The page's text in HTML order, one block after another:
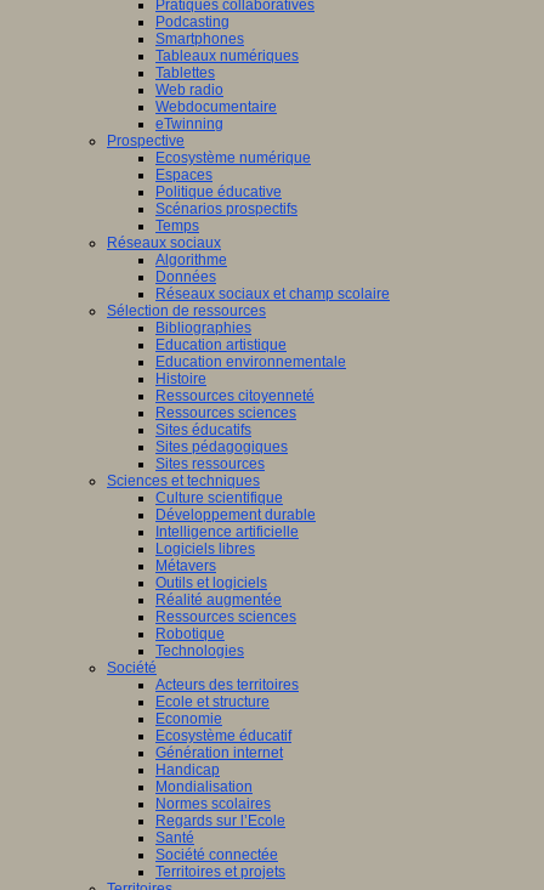
Pratiques collaboratives
Podcasting
Smartphones
Tableaux numériques
Tablettes
Web radio
Webdocumentaire
eTwinning
Prospective
Ecosystème numérique
Espaces
Politique éducative
Scénarios prospectifs
Temps
Réseaux sociaux
Algorithme
Données
Réseaux sociaux et champ scolaire
Sélection de ressources
Bibliographies
Education artistique
Education environnementale
Histoire
Ressources citoyenneté
Ressources sciences
Sites éducatifs
Sites pédagogiques
Sites ressources
Sciences et techniques
Culture scientifique
Développement durable
Intelligence artificielle
Logiciels libres
Métavers
Outils et logiciels
Réalité augmentée
Ressources sciences
Robotique
Technologies
Société
Acteurs des territoires
Ecole et structure
Economie
Ecosystème éducatif
Génération internet
Handicap
Mondialisation
Normes scolaires
Regards sur l’Ecole
Santé
Société connectée
Territoires et projets